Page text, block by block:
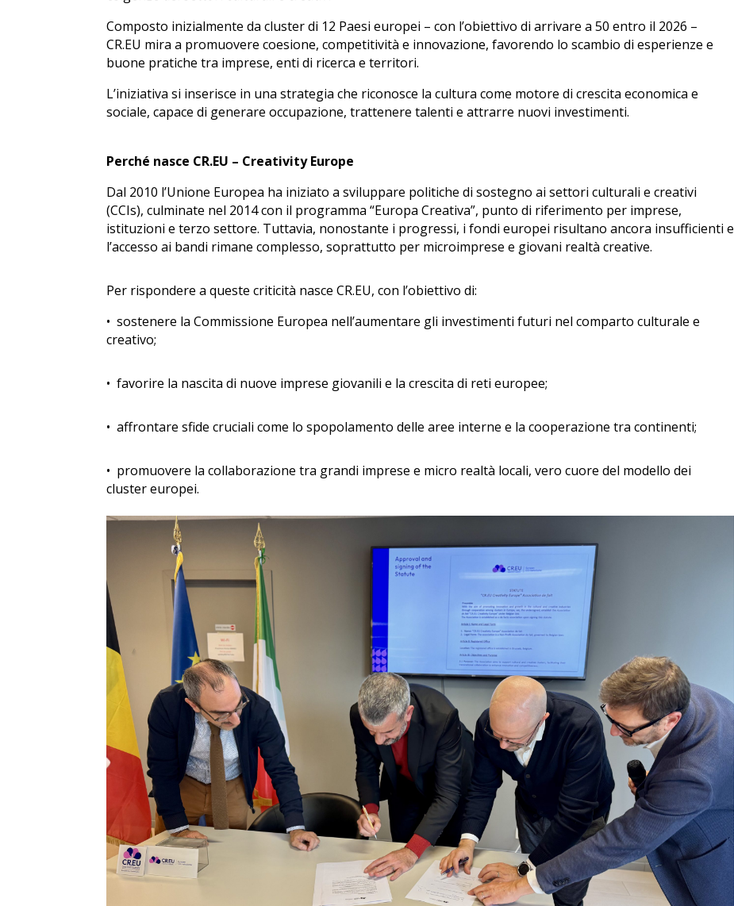
Composto inizialmente da cluster di 12 Paesi europei – con l’obiettivo di arrivare a 50 entro il 2026 –
CR.EU mira a promuovere coesione, competitività e innovazione, favorendo lo scambio di esperienze e
buone pratiche tra imprese, enti di ricerca e territori.
L’iniziativa si inserisce in una strategia che riconosce la cultura come motore di crescita economica e
sociale, capace di generare occupazione, trattenere talenti e attrarre nuovi investimenti.
Perché nasce CR.EU – Creativity Europe
Dal 2010 l’Unione Europea ha iniziato a sviluppare politiche di sostegno ai settori culturali e creativi
(CCIs), culminate nel 2014 con il programma “Europa Creativa”, punto di riferimento per imprese,
istituzioni e terzo settore. Tuttavia, nonostante i progressi, i fondi europei risultano ancora insufficienti e
l’accesso ai bandi rimane complesso, soprattutto per microimprese e giovani realtà creative.
Per rispondere a queste criticità nasce CR.EU, con l’obiettivo di:
•⁠ ⁠sostenere la Commissione Europea nell’aumentare gli investimenti futuri nel comparto culturale e
creativo;
•⁠ ⁠favorire la nascita di nuove imprese giovanili e la crescita di reti europee;
•⁠ ⁠affrontare sfide cruciali come lo spopolamento delle aree interne e la cooperazione tra continenti;
•⁠ ⁠promuovere la collaborazione tra grandi imprese e micro realtà locali, vero cuore del modello dei
cluster europei.